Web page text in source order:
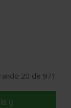
20 de 971
y